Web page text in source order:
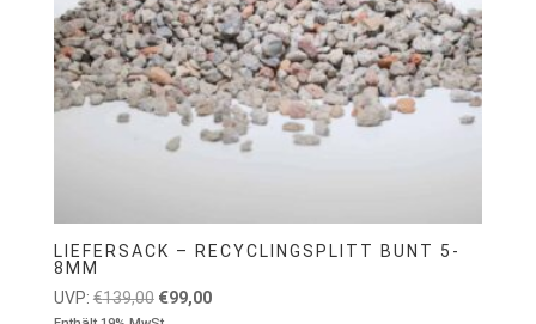
LIEFERSACK – RECYCLINGSPLITT BUNT 5-
8MM
UVP: €139,00 Ursprünglicher
€99,00Aktueller